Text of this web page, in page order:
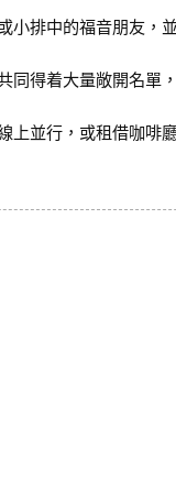
小排中的福音朋友，
同得着大量敞開名單
上並行，或租借咖啡